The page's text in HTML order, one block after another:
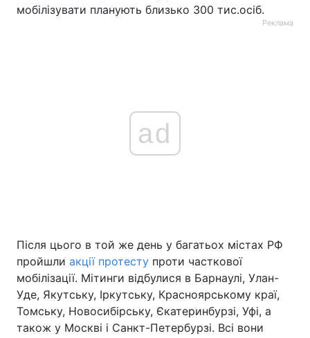
мобілізувати планують близько 300 тис.осіб.
Реклама
ad
Після цього в той же день у багатьох містах РФ
пройшли акції протесту проти часткової
мобілізації. Мітинги відбулися в Барнаулі, Улан-
Уде, Якутську, Іркутську, Красноярському краї,
Томську, Новосибірську, Єкатеринбурзі, Уфі, а
також у Москві і Санкт-Петербурзі. Всі вони